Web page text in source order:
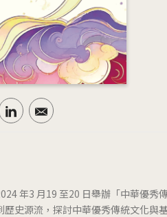
年3 月19 至20 日舉辦「中華優
歷史源流，探討中華優秀傳統文化與